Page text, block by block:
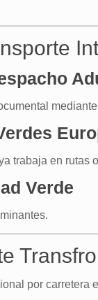
trabaja en rutas
Verde
por